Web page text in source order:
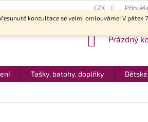
konzultace se velmi omlouváme! V pátek
CZK
NÁKUPNÍ
Prázdný
Tašky, batohy, doplňky Dětské